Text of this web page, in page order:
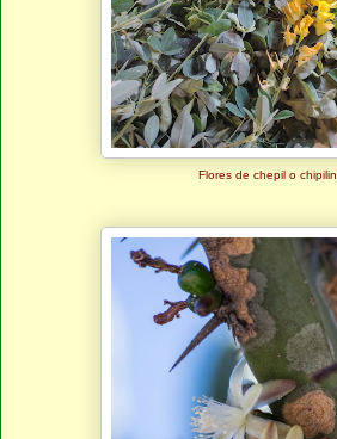
Flores de chepil o chipilin